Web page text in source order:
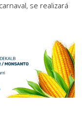
se realizará